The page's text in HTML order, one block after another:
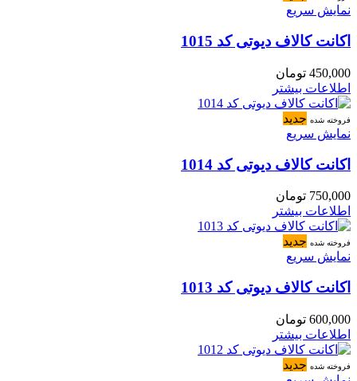
نمایش سریع
اکانت کالاف دیوتی کد 1015
450,000 تومان
اطلاعات بیشتر
فروخته شده جدید
نمایش سریع
اکانت کالاف دیوتی کد 1014
750,000 تومان
اطلاعات بیشتر
فروخته شده جدید
نمایش سریع
اکانت کالاف دیوتی کد 1013
600,000 تومان
اطلاعات بیشتر
فروخته شده جدید